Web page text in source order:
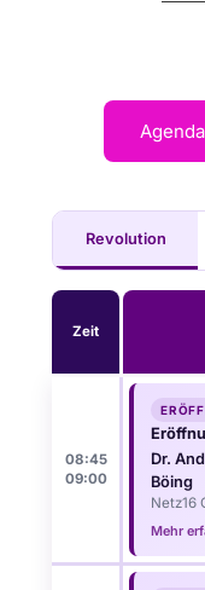
Revolution
Zeit
08:45
09:00
Dr.
Böing
Netz16
Mehr